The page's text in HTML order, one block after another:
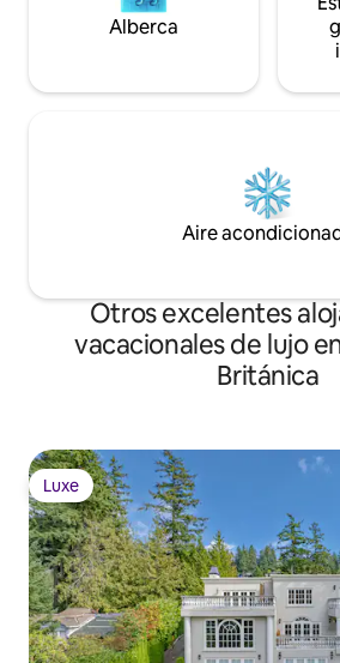
Alberca
Aire
Otros excelentes
vacacionales de lujo
Británica
Luxe
Luxe